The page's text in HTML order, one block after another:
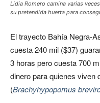
Lidia Romero camina varias
su pretendida huerta para
El trayecto Bahía Negra-
cuesta 240 mil ($37)
3 horas pero cuesta 700
dinero para quienes viven
(Brachyhypopomus